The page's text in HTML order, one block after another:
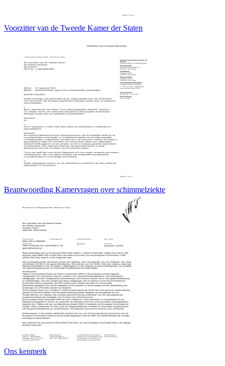
Voorzitter van de Tweede Kamer der Staten
Beantwoording Kamervragen over schimmelziekte
Ons kenmerk